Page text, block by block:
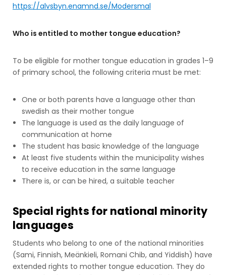
https://alvsbyn.enamnd.se/Modersmal
Who is entitled to mother tongue education?
To be eligible for mother tongue education in grades 1–9
of primary school, the following criteria must be met:
One or both parents have a language other than
swedish as their mother tongue
The language is used as the daily language of
communication at home
The student has basic knowledge of the language
At least five students within the municipality wishes
to receive education in the same language
There is, or can be hired, a suitable teacher
Special rights for national minority
languages
Students who belong to one of the national minorities
(Sami, Finnish, Meänkieli, Romani Chib, and Yiddish) have
extended rights to mother tongue education. They do